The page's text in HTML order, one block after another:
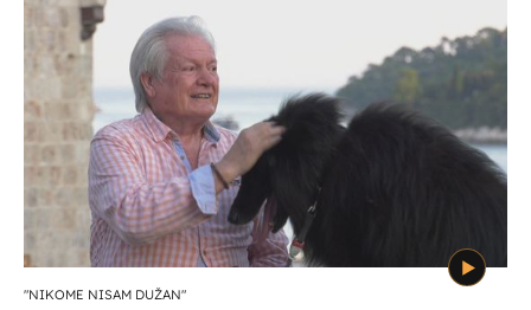
"NIKOME NISAM DUŽAN"